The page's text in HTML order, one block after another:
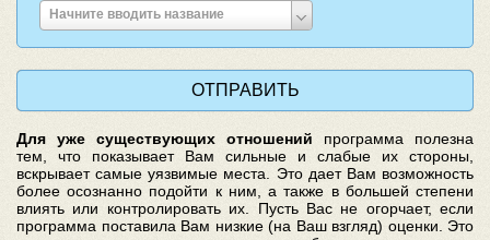
Начните вводить название
Введите
Для уже существующих отношений программа полезна
тем, что показывает Вам сильные и слабые их стороны,
вскрывает самые уязвимые места. Это дает Вам возможность
более осознанно подойти к ним, а также в большей степени
влиять или контролировать их. Пусть Вас не огорчает, если
программа поставила Вам низкие (на Ваш взгляд) оценки. Это